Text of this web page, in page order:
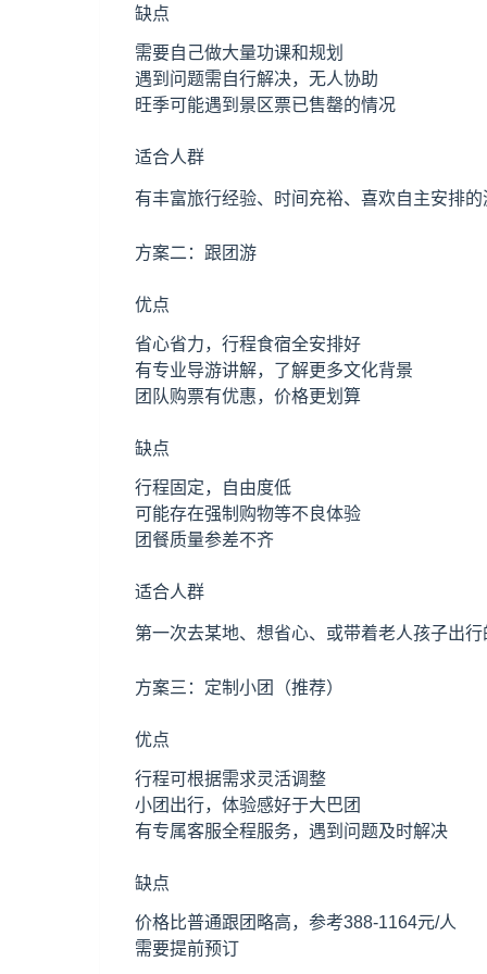
缺点
需要自己做大量功课和规划
遇到问题需自行解决，无人协助
旺季可能遇到景区票已售罄的情况
适合人群
有丰富旅行经验、时间充裕、喜欢自主安排的
方案二：跟团游
优点
省心省力，行程食宿全安排好
有专业导游讲解，了解更多文化背景
团队购票有优惠，价格更划算
缺点
行程固定，自由度低
可能存在强制购物等不良体验
团餐质量参差不齐
适合人群
第一次去某地、想省心、或带着老人孩子出
方案三：定制小团（推荐）
优点
行程可根据需求灵活调整
小团出行，体验感好于大巴团
有专属客服全程服务，遇到问题及时解决
缺点
价格比普通跟团略高，参考388-1164元/人
需要提前预订